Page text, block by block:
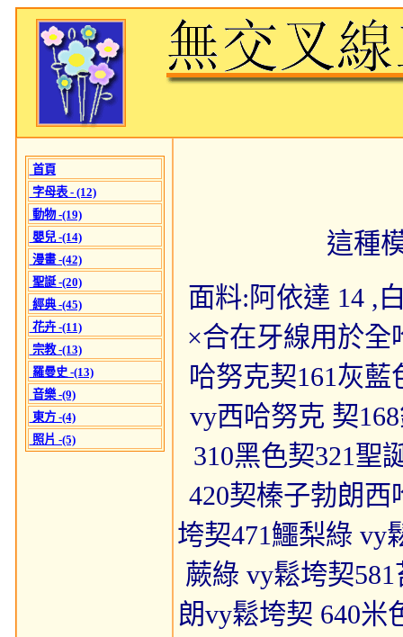
首頁
字母表 - (12)
動物 -(19)
嬰兒 -(14)
漫畫 -(42)
聖誕 -(20)
經典 -(45)
花卉 -(11)
宗教 -(13)
羅曼史 -(13)
音樂 -(9)
東方 -(4)
照片 -(5)
這種
面料:阿依達 14 ,
×合在牙線用於全
哈努克契161灰
vy西哈努克 契
310黑色契321聖
420契榛子勃朗西
垮契471鱷梨綠 vy
蕨綠 vy鬆垮契
朗vy鬆垮契 640米